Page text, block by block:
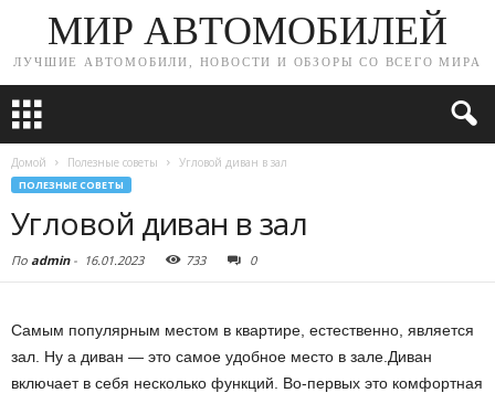
МИР АВТОМОБИЛЕЙ
ЛУЧШИЕ АВТОМОБИЛИ, НОВОСТИ И ОБЗОРЫ СО ВСЕГО МИРА
Домой Полезные советы Угловой диван в зал
ПОЛЕЗНЫЕ СОВЕТЫ
Угловой диван в зал
По admin- 16.01.2023 733 0
Самым популярным местом в квартире, естественно, является
зал. Ну а диван — это самое удобное место в зале. Диван
включает в себя несколько функций. Во-первых это комфортная